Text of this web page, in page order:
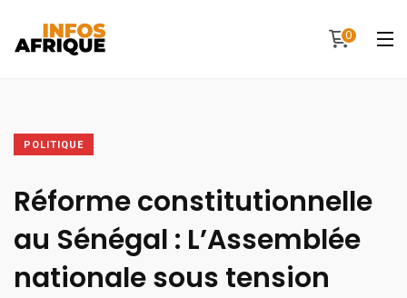
0
POLITIQUE
Réforme constitutionnelle
au Sénégal : L’Assemblée
nationale sous tension